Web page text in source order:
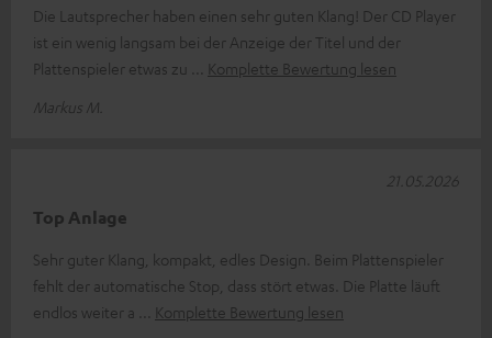
Die Lautsprecher haben einen sehr guten Klang! Der CD Player
ist ein wenig langsam bei der Anzeige der Titel und der
Plattenspieler etwas zu
Komplette Bewertung lesen
Markus M.
Top Anlage
Sehr guter Klang, kompakt, edles Design. Beim Plattenspieler
fehlt der automatische Stop, dass stört etwas. Die Platte läuft
endlos weiter a
Komplette Bewertung lesen
21.05.2026